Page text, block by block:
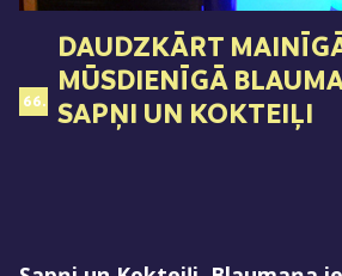
66.
DAUDZKĀRT
MŪSDIENĪGĀ
SAPŅI UN KOKTEIĻI